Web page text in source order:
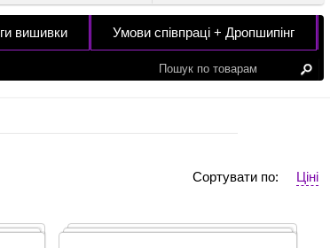
вишивки Умови співпраці + Дропшипінг
Ціні
Сортувати по: